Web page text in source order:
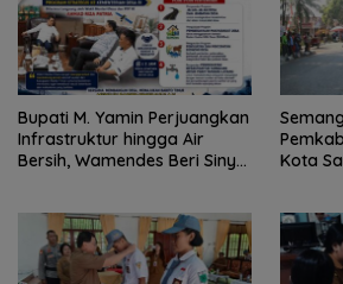
Bupati M. Yamin Perjuangkan
Infrastruktur hingga Air
Bersih, Wamendes Beri Sinyal
Kota